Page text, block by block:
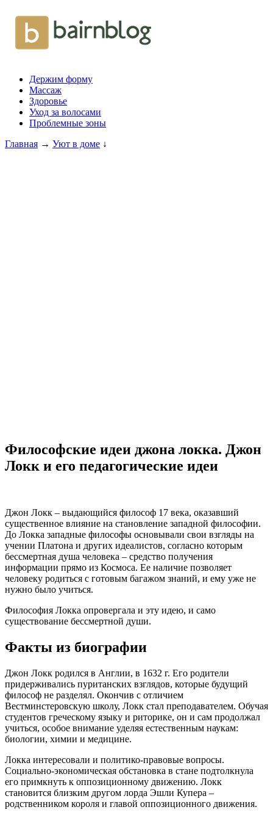
Держим форму
Массаж
Здоровье
Уход за волосами
Проблемные зоны
Главная → Уют в доме ↓
Философские идеи джона локка. Джон
Локк и его педагогические идеи
Джон Локк – выдающийся философ 17 века, оказавший
существенное влияние на становление западной философии.
До Локка западные философы основывали свои взгляды на
учении Платона и других идеалистов, согласно которым
бессмертная душа человека – средство получения
информации прямо из Космоса. Ее наличие позволяет
человеку родиться с готовым багажом знаний, и ему уже не
нужно было учиться.
Философия Локка опровергала и эту идею, и само
существование бессмертной души.
Факты из биографии
Джон Локк родился в Англии, в 1632 г. Его родители
придерживались пуританских взглядов, которые будущий
философ не разделял. Окончив с отличием
Вестминстеровскую школу, Локк стал преподавателем. Обучая
студентов греческому языку и риторике, он и сам продолжал
учиться, особое внимание уделяя естественным наукам:
биологии, химии и медицине.
Локка интересовали и политико-правовые вопросы.
Социально-экономическая обстановка в стане подтолкнула
его примкнуть к оппозиционному движению. Локк
становится близким другом лорда Эшли Купера –
родственником короля и главой оппозиционного движения.